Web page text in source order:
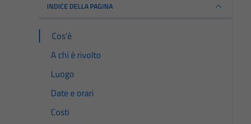
INDICE DELLA PAGINA
Cos'è
A chi è rivolto
Luogo
Date e orari
Costi